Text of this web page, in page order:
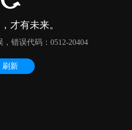
才有未来。
错误代码：0512-20404
刷新